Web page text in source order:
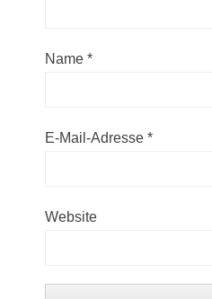
Name *
E-Mail-Adresse *
Website